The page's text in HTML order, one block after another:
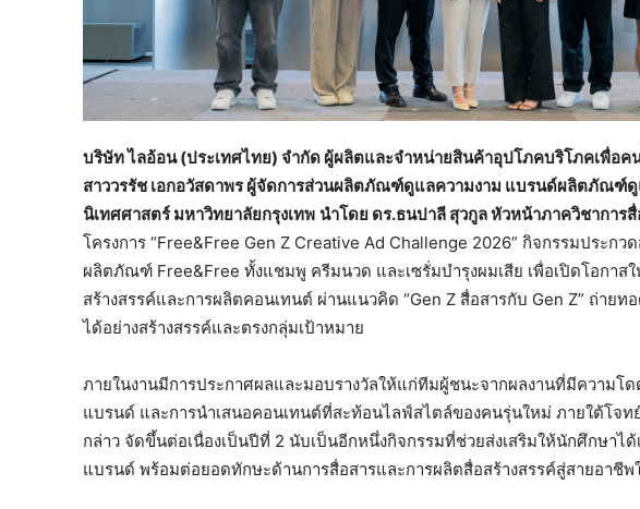
บริษัท ไลอ้อน (ประเทศไทย) จำกัด ผู้ผลิตและจำหน่ายสินค้าอุปโภคบริโภคเพื่อค
สาววรรัช เอกอวัสดาพร ผู้จัดการส่วนผลิตภัณฑ์ดูแลความงาม แบรนด์ผลิตภัณฑ์ดู
นิเทศศาสตร์ มหาวิทยาลัยกรุงเทพ นำโดย ดร.ธนปาลี สุวกูล หัวหน้าภาควิชาการ
โครงการ “Free&Free Gen Z Creative Ad Challenge 2026” กิจกรรมประก
ผลิตภัณฑ์ Free&Free ทั้งแชมพู ครีมนวด และเซรั่มบำรุงผมเสีย เพื่อเปิดโอกา
สร้างสรรค์และการผลิตคอนเทนต์ ผ่านแนวคิด “Gen Z สื่อสารกับ Gen Z” ถ่าย
ได้อย่างสร้างสรรค์และตรงกลุ่มเป้าหมาย
ภายในงานมีการประกาศผลและมอบรางวัลให้แก่ทีมผู้ชนะจากผลงานที่มีความโ
แบรนด์ และการนำเสนอคอนเทนต์ที่สะท้อนไลฟ์สไตล์ของคนรุ่นใหม่ ภายใต้โจท
กล่าว จัดขึ้นต่อเนื่องเป็นปีที่ 2 นับเป็นอีกหนึ่งกิจกรรมที่ช่วยส่งเสริมให้นักศึกษาไ
แบรนด์ พร้อมต่อยอดทักษะด้านการสื่อสารและการผลิตสื่อสร้างสรรค์สู่สายอาชีพ